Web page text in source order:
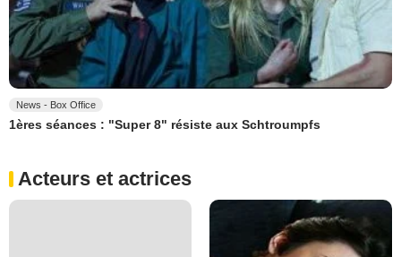
News - Box Office
1ères séances : "Super 8" résiste aux Schtroumpfs
Acteurs et actrices